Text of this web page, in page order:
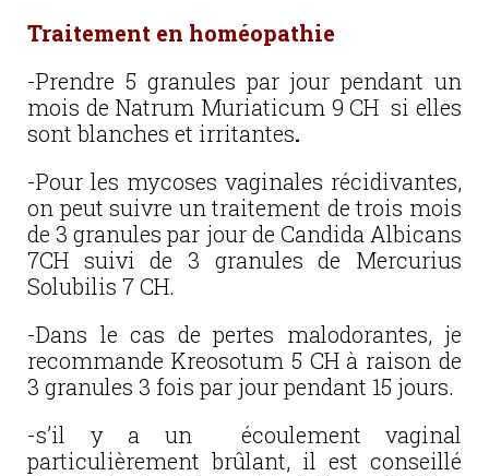
Traitement en homéopathie
-Prendre 5 granules par jour pendant un
mois de Natrum Muriaticum 9 CH si elles
sont blanches et irritantes.
-Pour les mycoses vaginales récidivantes,
on peut suivre un traitement de trois mois
de 3 granules par jour de Candida Albicans
7CH suivi de 3 granules de Mercurius
Solubilis 7 CH.
-Dans le cas de pertes malodorantes, je
recommande Kreosotum 5 CH à raison de
3 granules 3 fois par jour pendant 15 jours.
-s’il y a un écoulement vaginal
particulièrement brûlant, il est conseillé